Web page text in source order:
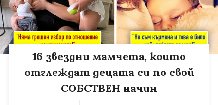
16 звездни мамчета, които
отглеждат децата си по свой
СОБСТВЕН начин